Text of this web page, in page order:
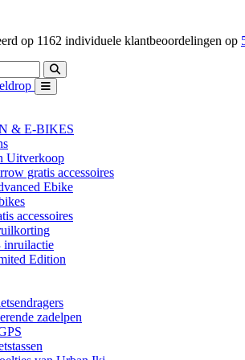
op 1162 individuele klantbeoordelingen op
& E-BIKES
Uitverkoop
gratis accessoires
Ebike
accessoires
inruilactie
Edition
zadelpen